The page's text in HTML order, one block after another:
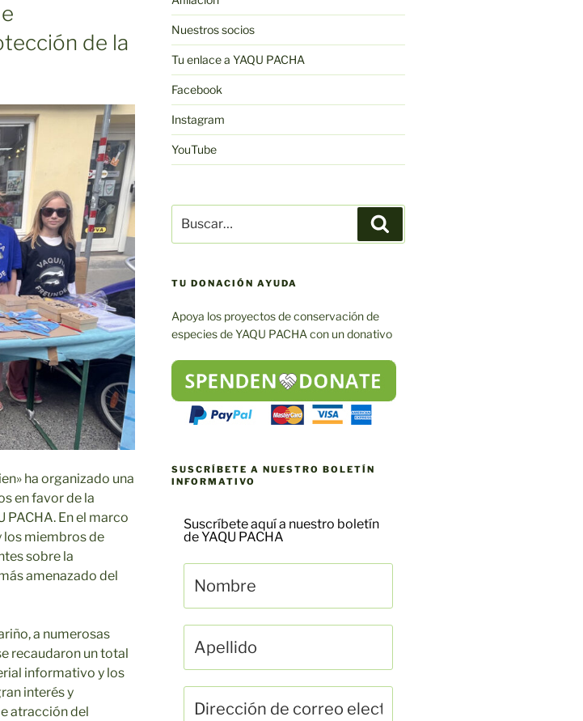
de la
ha organizado una
en favor de la
PACHA. En el marco
los miembros de
sobre la
amenazado del
a numerosas
recaudaron un total
informativo y los
interés y
atracción del
Nuestros socios
Tu enlace a YAQU PACHA
Facebook
Instagram
YouTube
TU DONACIÓN AYUDA
Apoya los proyectos de conservación de
especies de YAQU PACHA con un donativo
SUSCRÍBETE A NUESTRO BOLETÍN
INFORMATIVO
Suscríbete aquí a nuestro boletín
de YAQU PACHA